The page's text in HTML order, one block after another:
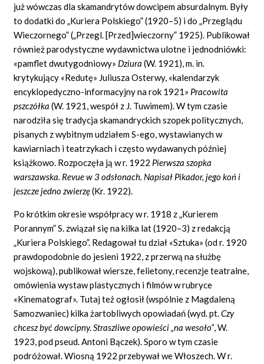
już wówczas dla skamandrytów dowcipem absurdalnym. Były
to dodatki do „Kuriera Polskiego” (1920–5) i do „Przeglądu
Wieczornego” („Przegl. [Przed]wieczorny” 1925). Publikował
również parodystyczne wydawnictwa ulotne i jednodniówki:
«pamfletdwutygodniowy» Dziura(W. 1921), m. in.
krytykujący «Redutę» Juliusza Osterwy, «kalendarzyk
encyklopedyczno-informacyjny na rok 1921» Pracowita
pszczółka(W. 1921, wespół z J. Tuwimem). W tym czasie
narodziła się tradycja skamandryckich szopek politycznych,
pisanych z wybitnym udziałem S-ego, wystawianych w
kawiarniach i teatrzykach i często wydawanych później
książkowo. Rozpoczęła ją w r. 1922 Pierwsza szopka
warszawska. Revuew 3 odsłonach. Napisał Pikador, jego koń i
jeszcze jedno zwierzę(Kr. 1922).
Po krótkim okresie współpracy w r. 1918 z „Kurierem
Porannym” S. związał się na kilka lat (1920–3) z redakcją
„Kuriera Polskiego”. Redagował tu dział «Sztuka» (od r. 1920
prawdopodobnie do jesieni 1922, z przerwą na służbę
wojskową), publikował wiersze, felietony, recenzje teatralne,
omówienia wystaw plastycznych i filmów w rubryce
«Kinematograf». Tutaj też ogłosił (wspólnie z Magdaleną
Samozwaniec) kilka żartobliwych opowiadań (wyd. pt.Czy
chcesz być dowcipny. Straszliwe opowieści „na wesoło”,W.
1923, pod pseud. Antoni Bączek). Sporo w tym czasie
podróżował. Wiosną 1922 przebywał we Włoszech. W r.